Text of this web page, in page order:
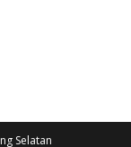
Selatan